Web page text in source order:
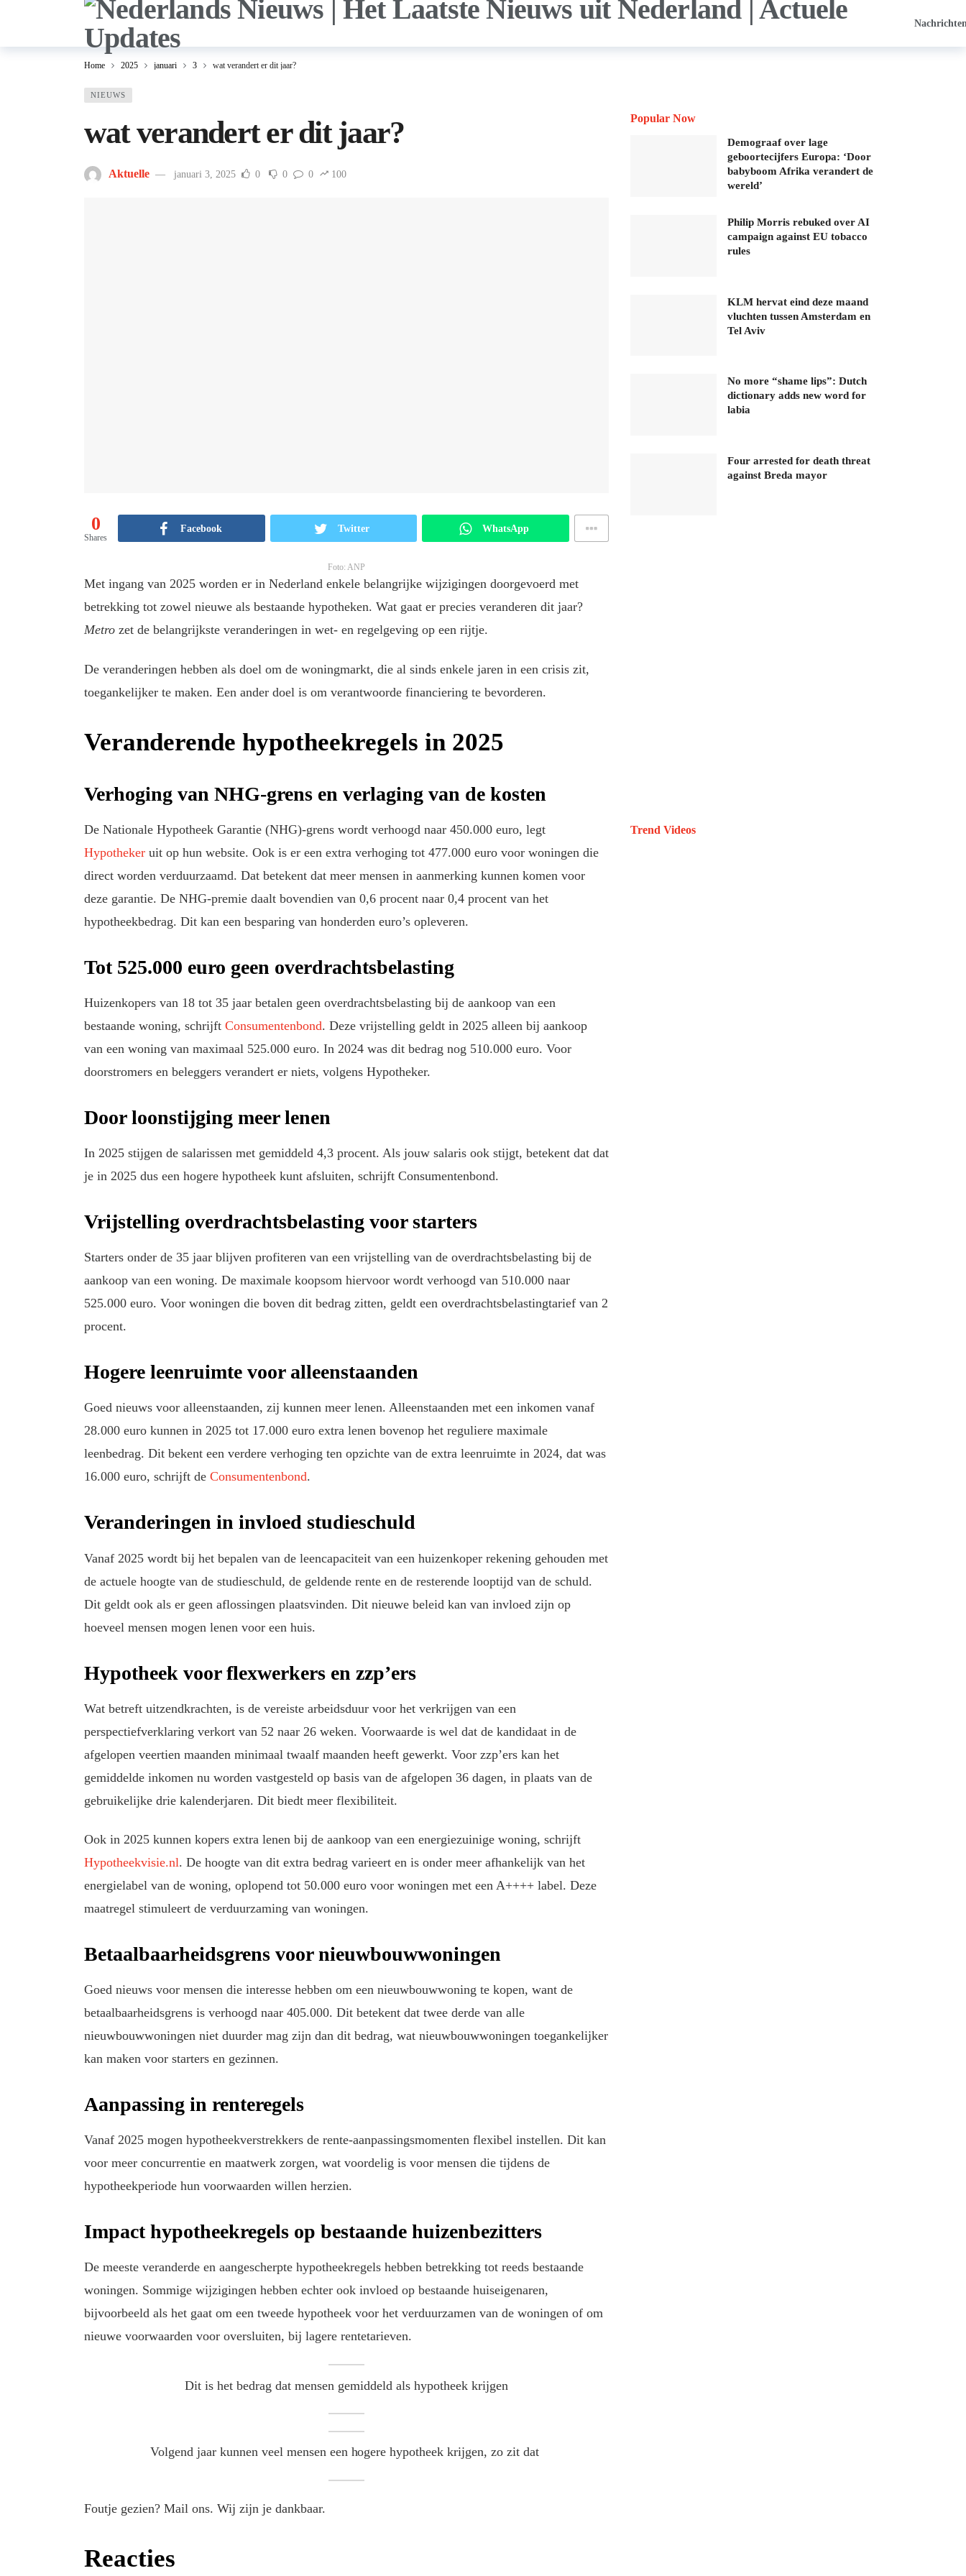
Home 2025 januari 3 wat verandert er dit jaar?
NIEUWS
wat verandert er dit jaar?
Aktuelle januari 3, 2025 0 0 0 100
0
Shares
Facebook Twitter WhatsApp
Foto: ANP
Met ingang van 2025 worden er in Nederland enkele belangrijke wijzigingen doorgevoerd met
betrekking tot zowel nieuwe als bestaande hypotheken. Wat gaat er precies veranderen dit jaar?
Metro zet de belangrijkste veranderingen in wet- en regelgeving op een rijtje.
De veranderingen hebben als doel om de woningmarkt, die al sinds enkele jaren in een crisis zit,
toegankelijker te maken. Een ander doel is om verantwoorde financiering te bevorderen.
Veranderende hypotheekregels in 2025
Verhoging van NHG-grens en verlaging van de kosten
De Nationale Hypotheek Garantie (NHG)-grens wordt verhoogd naar 450.000 euro, legt
Hypothekeruit op hun website. Ook is er een extra verhoging tot 477.000 euro voor woningen die
direct worden verduurzaamd. Dat betekent dat meer mensen in aanmerking kunnen komen voor
deze garantie. De NHG-premie daalt bovendien van 0,6 procent naar 0,4 procent van het
hypotheekbedrag. Dit kan een besparing van honderden euro’s opleveren.
Tot 525.000 euro geen overdrachtsbelasting
Huizenkopers van 18 tot 35 jaar betalen geen overdrachtsbelasting bij de aankoop van een
bestaande woning, schrijft Consumentenbond. Deze vrijstelling geldt in 2025 alleen bij aankoop
van een woning van maximaal 525.000 euro. In 2024 was dit bedrag nog 510.000 euro. Voor
doorstromers en beleggers verandert er niets, volgens Hypotheker.
Door loonstijging meer lenen
In 2025 stijgen de salarissen met gemiddeld 4,3 procent. Als jouw salaris ook stijgt, betekent dat dat
je in 2025 dus een hogere hypotheek kunt afsluiten, schrijft Consumentenbond.
Vrijstelling overdrachtsbelasting voor starters
Starters onder de 35 jaar blijven profiteren van een vrijstelling van de overdrachtsbelasting bij de
aankoop van een woning. De maximale koopsom hiervoor wordt verhoogd van 510.000 naar
525.000 euro. Voor woningen die boven dit bedrag zitten, geldt een overdrachtsbelastingtarief van 2
procent.
Hogere leenruimte voor alleenstaanden
Goed nieuws voor alleenstaanden, zij kunnen meer lenen. Alleenstaanden met een inkomen vanaf
28.000 euro kunnen in 2025 tot 17.000 euro extra lenen bovenop het reguliere maximale
leenbedrag. Dit bekent een verdere verhoging ten opzichte van de extra leenruimte in 2024, dat was
16.000 euro, schrijft de Consumentenbond.
Veranderingen in invloed studieschuld
Vanaf 2025 wordt bij het bepalen van de leencapaciteit van een huizenkoper rekening gehouden met
de actuele hoogte van de studieschuld, de geldende rente en de resterende looptijd van de schuld.
Dit geldt ook als er geen aflossingen plaatsvinden. Dit nieuwe beleid kan van invloed zijn op
hoeveel mensen mogen lenen voor een huis.
Hypotheek voor flexwerkers en zzp’ers
Wat betreft uitzendkrachten, is de vereiste arbeidsduur voor het verkrijgen van een
perspectiefverklaring verkort van 52 naar 26 weken. Voorwaarde is wel dat de kandidaat in de
afgelopen veertien maanden minimaal twaalf maanden heeft gewerkt. Voor zzp’ers kan het
gemiddelde inkomen nu worden vastgesteld op basis van de afgelopen 36 dagen, in plaats van de
gebruikelijke drie kalenderjaren. Dit biedt meer flexibiliteit.
Ook in 2025 kunnen kopers extra lenen bij de aankoop van een energiezuinige woning, schrijft
Hypotheekvisie.nl. De hoogte van dit extra bedrag varieert en is onder meer afhankelijk van het
energielabel van de woning, oplopend tot 50.000 euro voor woningen met een A++++ label. Deze
maatregel stimuleert de verduurzaming van woningen.
Betaalbaarheidsgrens voor nieuwbouwwoningen
Goed nieuws voor mensen die interesse hebben om een nieuwbouwwoning te kopen, want de
betaalbaarheidsgrens is verhoogd naar 405.000. Dit betekent dat twee derde van alle
nieuwbouwwoningen niet duurder mag zijn dan dit bedrag, wat nieuwbouwwoningen toegankelijker
kan maken voor starters en gezinnen.
Aanpassing in renteregels
Vanaf 2025 mogen hypotheekverstrekkers de rente-aanpassingsmomenten flexibel instellen. Dit kan
voor meer concurrentie en maatwerk zorgen, wat voordelig is voor mensen die tijdens de
hypotheekperiode hun voorwaarden willen herzien.
Impact hypotheekregels op bestaande huizenbezitters
De meeste veranderde en aangescherpte hypotheekregels hebben betrekking tot reeds bestaande
woningen. Sommige wijzigingen hebben echter ook invloed op bestaande huiseigenaren,
bijvoorbeeld als het gaat om een tweede hypotheek voor het verduurzamen van de woningen of om
nieuwe voorwaarden voor oversluiten, bij lagere rentetarieven.
Dit is het bedrag dat mensen gemiddeld als hypotheek krijgen
Volgend jaar kunnen veel mensen een hogere hypotheek krijgen, zo zit dat
Foutje gezien? Mail ons. Wij zijn je dankbaar.
Reacties
Popular Now
Demograaf over lage
geboortecijfers Europa: ‘Door
babyboom Afrika verandert de
wereld’
Philip Morris rebuked over AI
campaign against EU tobacco
rules
KLM hervat eind deze maand
vluchten tussen Amsterdam en
Tel Aviv
No more “shame lips”: Dutch
dictionary adds new word for
labia
Four arrested for death threat
against Breda mayor
Trend Videos